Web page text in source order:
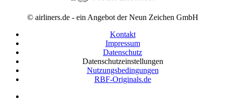
© airliners.de - ein Angebot der Neun Zeichen GmbH
Kontakt
Impressum
Datenschutz
Datenschutzeinstellungen
Nutzungsbedingungen
RBF-Originals.de